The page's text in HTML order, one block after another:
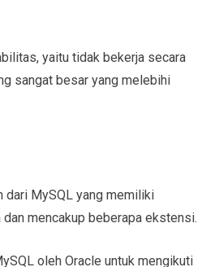
yaitu tidak bekerja secara
sangat besar yang melebihi
dari MySQL yang memiliki
mencakup beberapa ekstensi.
oleh Oracle untuk mengikuti